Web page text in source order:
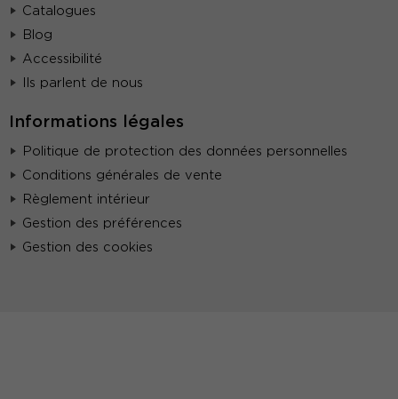
Catalogues
Blog
Accessibilité
Ils parlent de nous
Informations légales
Politique de protection des données personnelles
Conditions générales de vente
Règlement intérieur
Gestion des préférences
Gestion des cookies